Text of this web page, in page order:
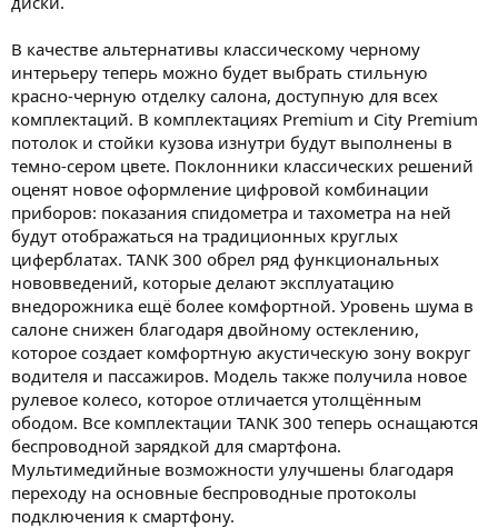
В качестве альтернативы классическому черному
интерьеру теперь можно будет выбрать стильную
красно-черную отделку салона, доступную для всех
комплектаций. В комплектациях Premium и City Premium
потолок и стойки кузова изнутри будут выполнены в
темно-сером цвете. Поклонники классических решений
оценят новое оформление цифровой комбинации
приборов: показания спидометра и тахометра на ней
будут отображаться на традиционных круглых
циферблатах. TANK 300 обрел ряд функциональных
нововведений, которые делают эксплуатацию
внедорожника ещё более комфортной. Уровень шума в
салоне снижен благодаря двойному остеклению,
которое создает комфортную акустическую зону вокруг
водителя и пассажиров. Модель также получила новое
рулевое колесо, которое отличается утолщённым
ободом. Все комплектации TANK 300 теперь оснащаются
беспроводной зарядкой для смартфона.
Мультимедийные возможности улучшены благодаря
переходу на основные беспроводные протоколы
подключения к смартфону.